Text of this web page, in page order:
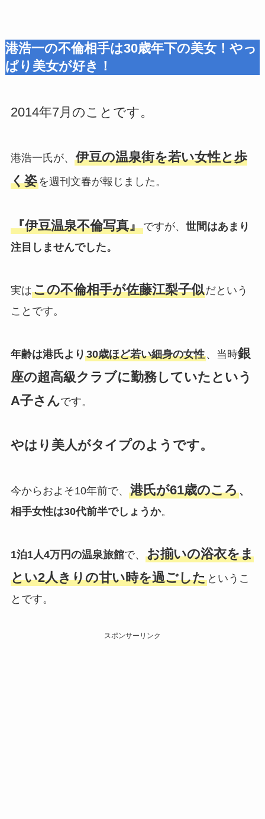
港浩一の不倫相手は30歳年下の美女！やっ
ぱり美女が好き！
2014年7月のことです。
港浩一氏が、 伊豆の温泉街を若い女性と歩
く姿を週刊文春が報じました。
『伊豆温泉不倫写真』ですが、 世間はあまり
注目しませんでした。
実はこの不倫相手が佐藤江梨子似だという
ことです。
年齢は港氏より 30歳ほど若い細身の女性、当時銀
座の超高級クラブに勤務していたという
A子さんです。
やはり美人がタイプのようです。
今からおよそ10年前で、 港氏が61歳のころ、
相手女性は30代前半でしょうか。
1泊1人4万円の温泉旅館で、 お揃いの浴衣をま
とい2人きりの甘い時を過ごしたというこ
とです。
スポンサーリンク